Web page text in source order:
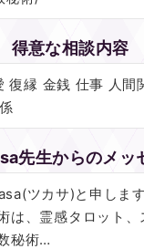
得意な相談内容
復縁 金銭 仕事 人間
先生からのメッ
ツカサ)と申します
は、霊感タロット
秘術…